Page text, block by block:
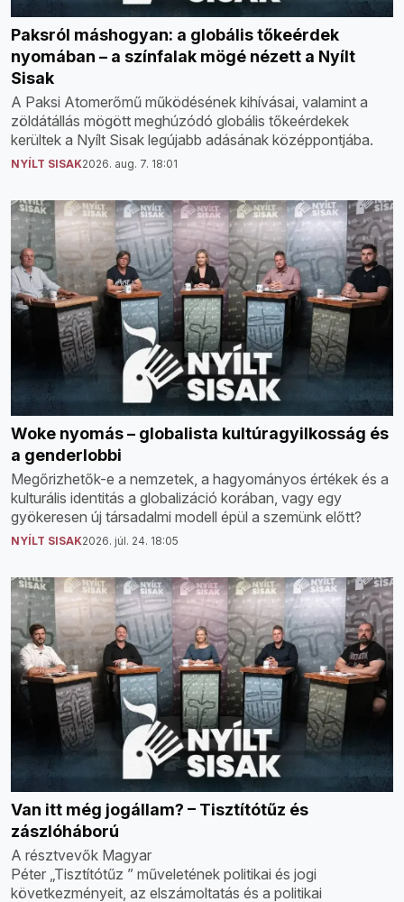
Paksról máshogyan: a globális tőkeérdek
nyomában – a színfalak mögé nézett a Nyílt
Sisak
A Paksi Atomerőmű működésének kihívásai, valamint a
zöldátállás mögött meghúzódó globális tőkeérdekek
kerültek a Nyílt Sisak legújabb adásának középpontjába.
NYÍLT SISAK2026. aug. 7. 18:01
Woke nyomás – globalista kultúragyilkosság és
a genderlobbi
Megőrizhetők-e a nemzetek, a hagyományos értékek és a
kulturális identitás a globalizáció korában, vagy egy
gyökeresen új társadalmi modell épül a szemünk előtt?
NYÍLT SISAK2026. júl. 24. 18:05
Van itt még jogállam? – Tisztítótűz és
zászlóháború
A résztvevők Magyar
Péter „Tisztítótűz ” műveletének politikai és jogi
következményeit, az elszámoltatás és a politikai